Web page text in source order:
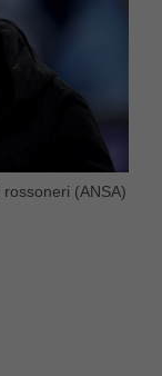
(ANSA)